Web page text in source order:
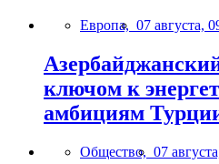
Европа, 07 августа,
ключом к
амбициям
Общество, 07